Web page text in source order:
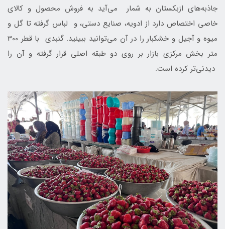
جاذبه‌های ازبکستان به شمار می‌آید به فروش محصول و کالای
خاصی اختصاص دارد از ادویه، صنایع دستی، و لباس گرفته تا گل و
میوه و آجیل و خشکبار را در آن می‌توانید ببینید. گنبدی با قطر 300
متر بخش مرکزی بازار بر روی دو طبقه اصلی قرار گرفته و آن را
دیدنی‌تر کرده است.